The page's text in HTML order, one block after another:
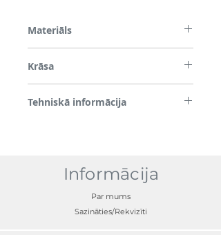
Materiāls
Krāsa
Tehniskā informācija
Informācija
Par mums
Sazināties/Rekvizīti